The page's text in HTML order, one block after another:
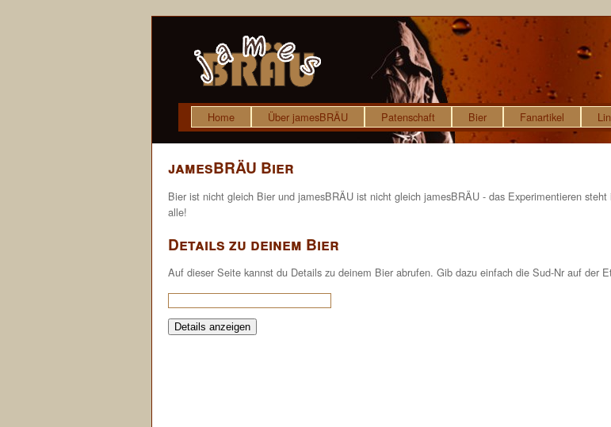
Home Über jamesBRÄU Patenschaft Bier Fanartikel
jamesBRÄU Bier
Bier ist nicht gleich Bier und jamesBRÄU ist nicht gleich jamesBRÄU - das Experimentieren
alle!
Details zu deinem Bier
Auf dieser Seite kannst du Details zu deinem Bier abrufen. Gib dazu einfach die Sud-Nr auf der